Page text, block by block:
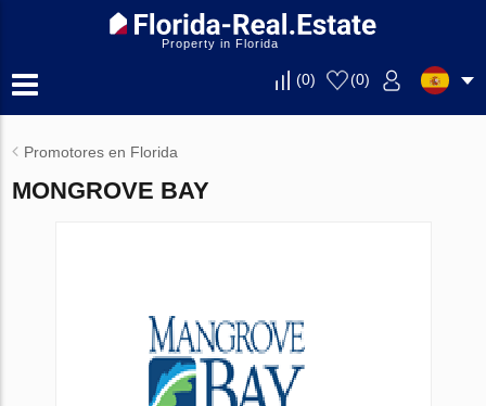
Property in Florida
(0) (0)
Promotores en Florida
MONGROVE BAY